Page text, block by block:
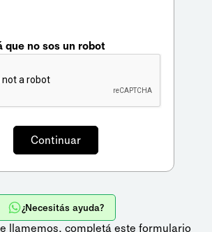
que no sos un robot
¿Necesitás ayuda?
llamemos, completá este formulario